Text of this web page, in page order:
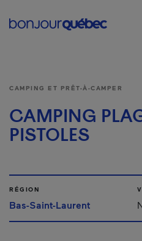
CAMPING ET PRÊT-À-CAMPER
CAMPING
PISTOLES
RÉGION
Bas-Saint-Laurent